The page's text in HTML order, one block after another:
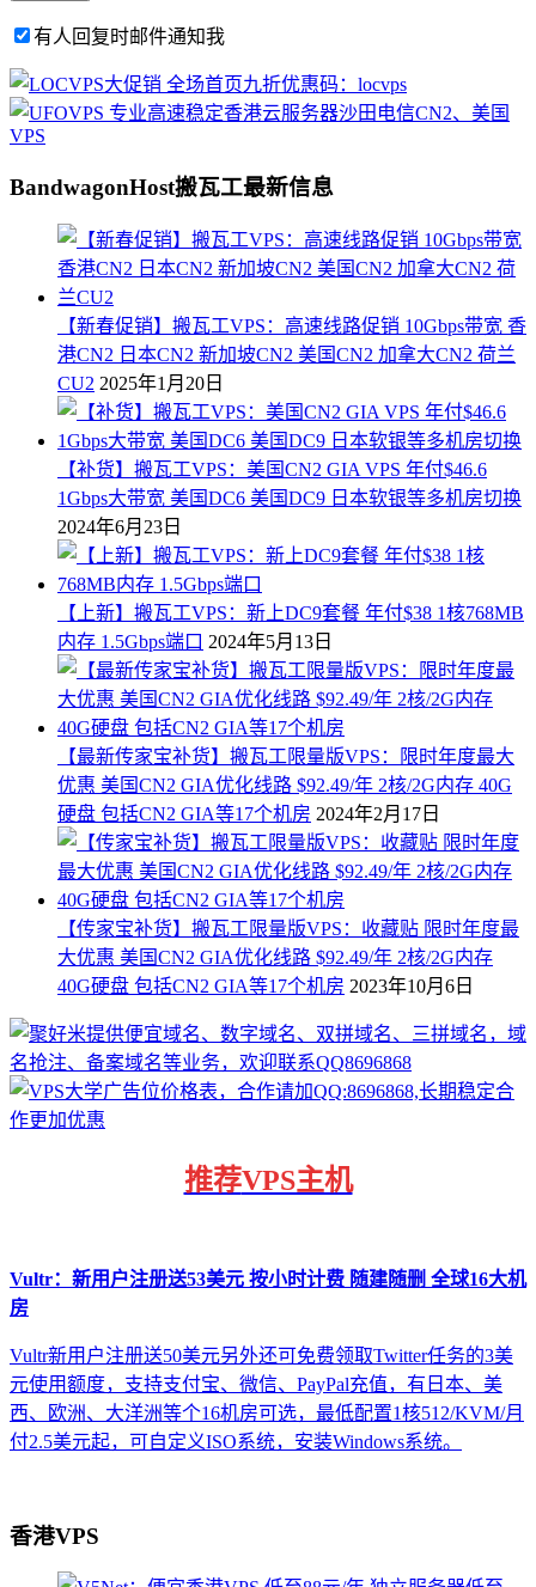
有人回复时邮件通知我
BandwagonHost搬瓦工最新信息
【新春促销】搬瓦工VPS：高速线路促销 10Gbps带宽 香
港CN2 日本CN2 新加坡CN2 美国CN2 加拿大CN2 荷兰
CU2 2025年1月20日
【补货】搬瓦工VPS：美国CN2 GIA VPS 年付$46.6
1Gbps大带宽 美国DC6 美国DC9 日本软银等多机房切换
2024年6月23日
【上新】搬瓦工VPS：新上DC9套餐 年付$38 1核768MB
内存 1.5Gbps端口 2024年5月13日
【最新传家宝补货】搬瓦工限量版VPS：限时年度最大
优惠 美国CN2 GIA优化线路 $92.49/年 2核/2G内存 40G
硬盘 包括CN2 GIA等17个机房 2024年2月17日
【传家宝补货】搬瓦工限量版VPS：收藏贴 限时年度最
大优惠 美国CN2 GIA优化线路 $92.49/年 2核/2G内存
40G硬盘 包括CN2 GIA等17个机房 2023年10月6日
推荐VPS主机
Vultr：新用户注册送53美元 按小时计费 随建随删 全球16大机
房
Vultr新用户注册送50美元另外还可免费领取Twitter任务的3美
元使用额度，支持支付宝、微信、PayPal充值，有日本、美
西、欧洲、大洋洲等个16机房可选，最低配置1核512/KVM/月
付2.5美元起，可自定义ISO系统，安装Windows系统。
香港VPS